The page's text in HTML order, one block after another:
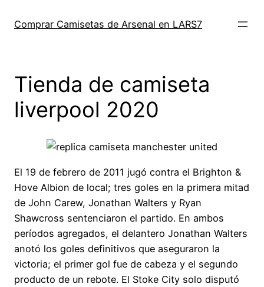
Comprar Camisetas de Arsenal en LARS7
Tienda de camiseta
liverpool 2020
El 19 de febrero de 2011 jugó contra el Brighton &
Hove Albion de local; tres goles en la primera mitad
de John Carew, Jonathan Walters y Ryan
Shawcross sentenciaron el partido. En ambos
períodos agregados, el delantero Jonathan Walters
anotó los goles definitivos que aseguraron la
victoria; el primer gol fue de cabeza y el segundo
producto de un rebote. El Stoke City solo disputó